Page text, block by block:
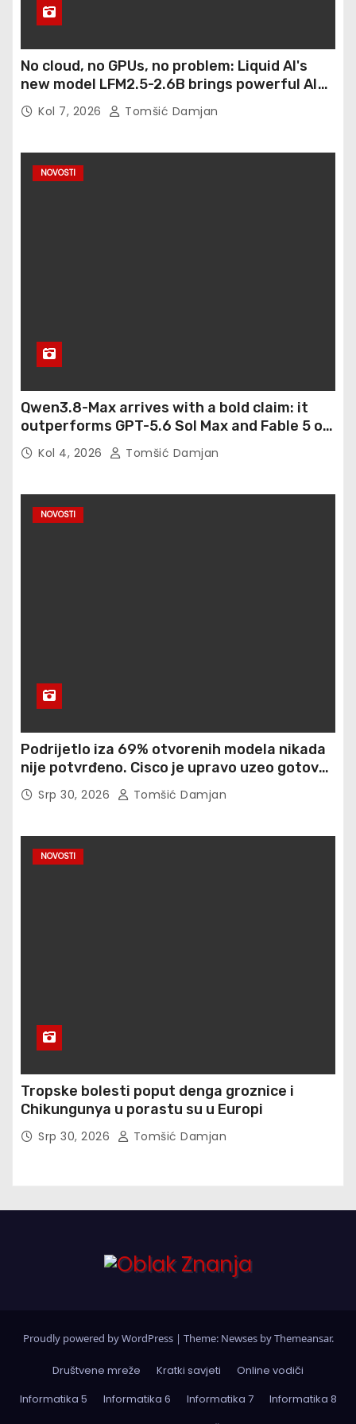
No cloud, no GPUs, no problem: Liquid AI's
new model LFM2.5-2.6B brings powerful AI
agents to devices as small as a Raspberry Pi
Kol 7, 2026 Tomšić Damjan
NOVOSTI
Qwen3.8-Max arrives with a bold claim: it
outperforms GPT-5.6 Sol Max and Fable 5 on
agentic computer use
Kol 4, 2026 Tomšić Damjan
NOVOSTI
Podrijetlo iza 69% otvorenih modela nikada
nije potvrđeno. Cisco je upravo uzeo gotovo
900 otisaka prstiju besplatno
Srp 30, 2026 Tomšić Damjan
NOVOSTI
Tropske bolesti poput denga groznice i
Chikungunya u porastu su u Europi
Srp 30, 2026 Tomšić Damjan
Proudly powered by WordPress | Theme: Newses byThemeansar.
Društvene mreže Kratki savjeti
Online vodiči
Informatika 5
Informatika 6 Informatika 7
Informatika 8